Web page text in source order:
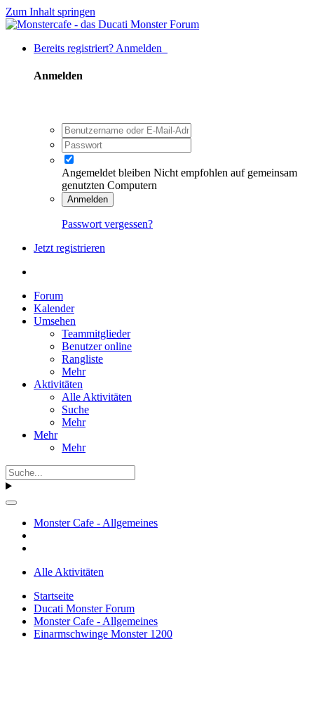
Zum Inhalt springen
Bereits registriert? Anmelden
Anmelden
Angemeldet bleiben Nicht empfohlen auf gemeinsam
genutzten Computern
Anmelden
Passwort vergessen?
Jetzt registrieren
Forum
Kalender
Umsehen
Teammitglieder
Benutzer online
Rangliste
Mehr
Aktivitäten
Alle Aktivitäten
Suche
Mehr
Mehr
Mehr
Monster Cafe - Allgemeines
Alle Aktivitäten
Startseite
Ducati Monster Forum
Monster Cafe - Allgemeines
Einarmschwinge Monster 1200